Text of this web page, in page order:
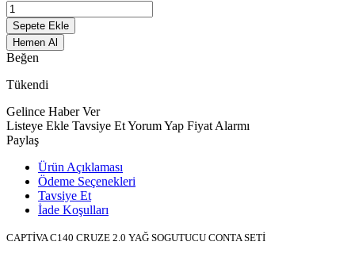
Sepete Ekle
Hemen Al
Beğen
Tükendi
Gelince Haber Ver
Listeye Ekle Tavsiye EtYorum Yap Fiyat Alarmı
Paylaş
Ürün Açıklaması
Ödeme Seçenekleri
Tavsiye Et
İade Koşulları
CAPTİVA C140 CRUZE 2.0 YAĞ SOGUTUCU CONTA SETİ